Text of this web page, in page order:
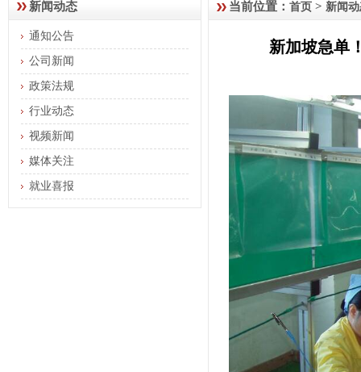
新闻动态
通知公告
公司新闻
政策法规
行业动态
视频新闻
媒体关注
就业喜报
当前位置： 首页 > 新闻
新加坡急单